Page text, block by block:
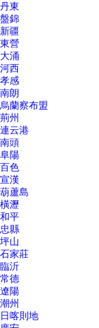
丹東
盤錦
新疆
東營
大涌
河西
孝感
南朗
烏蘭察布盟
荊州
連云港
南頭
阜陽
百色
宣漢
葫蘆島
橫瀝
和平
忠縣
坪山
石家莊
臨沂
常德
遼陽
潮州
日喀則地